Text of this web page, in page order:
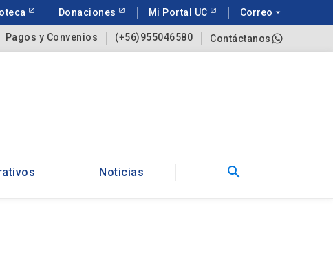
Donaciones Mi Portal UC Correo arrow_drop_down
Pagos y Convenios (+56)955046580 Contáctanos
Noticias search